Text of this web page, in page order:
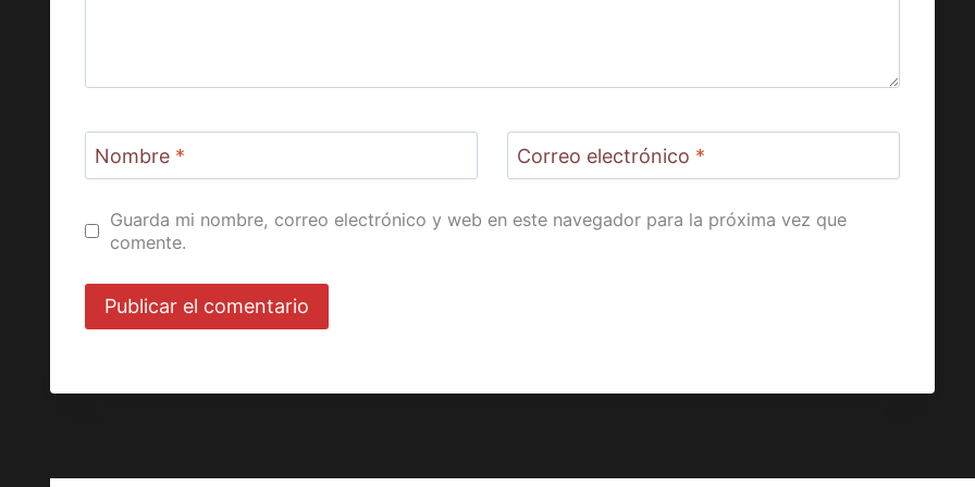
Nombre * Correo electrónico *
Guarda mi nombre, correo electrónico y web en este navegador para la próxima vez que
comente.